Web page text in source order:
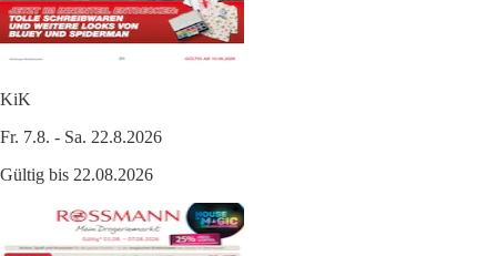
KiK
Fr. 7.8. - Sa. 22.8.2026
Gültig bis 22.08.2026